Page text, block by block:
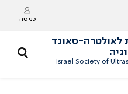
כניסה
לאולטרה-סאונד
Israel Society of